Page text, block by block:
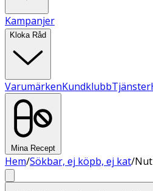
Kampanjer
Kloka Råd
VarumärkenKundklubbTjänster
Mina Recept
Hem/Sökbar, ej köpb, ej kat/